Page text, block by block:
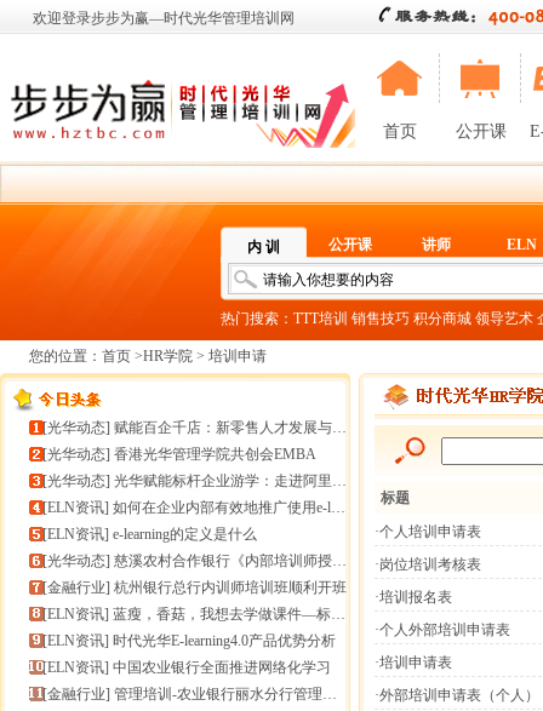
欢迎登录步步为赢—时代光华管理培训网
首页 公开课
内 训 公开课 讲师 ELN
热门搜索： TTT培训 销售技巧 积分商城 领导艺术
您的位置： 首页 >HR学院 > 培训申请
[光华动态] 赋能百企千店：新零售人才发展与组织能力微诊断
[光华动态] 香港光华管理学院共创会EMBA
[光华动态] 光华赋能标杆企业游学：走进阿里巴巴+绿城管理集团
[ELN资讯] 如何在企业内部有效地推广使用e-learning
[ELN资讯] e-learning的定义是什么
[光华动态] 慈溪农村合作银行《内部培训师授课技能提升》报导
[金融行业] 杭州银行总行内训师培训班顺利开班
[ELN资讯] 蓝瘦，香菇，我想去学做课件—标准课件制作分享会
[ELN资讯] 时代光华E-learning4.0产品优势分析
[ELN资讯] 中国农业银行全面推进网络化学习
[金融行业] 管理培训-农业银行丽水分行管理培训
标题
·个人培训申请表
·岗位培训考核表
·培训报名表
·个人外部培训申请表
·培训申请表
·外部培训申请表（个人）